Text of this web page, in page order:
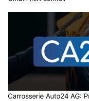
Carrosserie Auto24 AG: